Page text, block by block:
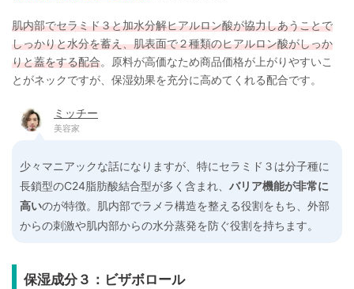
肌内部でセラミド３と加水分解ヒアルロン酸が協力しあうことで
しっかりと水分を蓄え、肌表面で２種類のヒアルロン酸がしっか
りと蓋をする配合。原料が高価なため商品価格が上がりやすいこ
とがネックですが、保湿効果を充分に高めてくれる配合です。
ミッチー
美容家
少々マニアックな話になりますが、特にセラミド３は分子種に
長鎖型のC24脂肪酸結合型が多く含まれ、 バリア機能が非常に
高いのが特徴。肌内部でラメラ構造を整える役割をもち、外部
からの刺激や肌内部からの水分蒸発を防ぐ役割を持ちます。
保湿成分３：ビザボロール